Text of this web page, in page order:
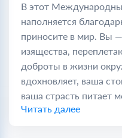
В этот
наполняется
приносите в мир. Вы
изящества,
доброты в жизни
вдохновляет, ваша
ваша страсть питает
Читать далее